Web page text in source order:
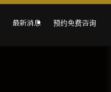
最新消息 预约免费咨询